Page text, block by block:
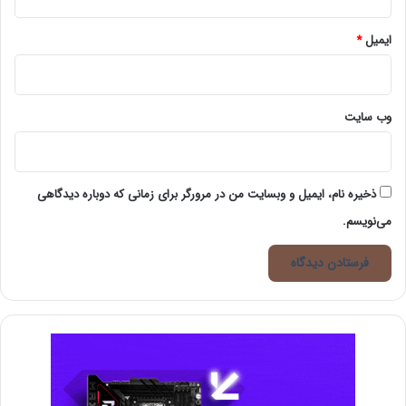
چه کسب‌وکارهایی و چه زمانی باید پروپوزال
تجاری بنویسند؟
به‌طور معمول پروپوزال‌های تجاری برای رسیدن به این
اهداف استفاده می‌شوند:
دریافت وام‌‌ها و تسهیلات بانکی
ایمیل*
وب‌ سایت
ذخیره نام، ایمیل و وبسایت من در مرورگر برای زمانی که دوباره دیدگاهی
می‌نویسم.